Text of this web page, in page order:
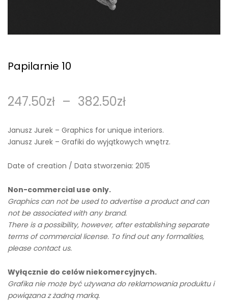
Papilarnie 10
247.50zł – 382.50zł
Janusz Jurek – Graphics for unique interiors.
Janusz Jurek – Grafiki do wyjątkowych wnętrz.
Date of creation / Data stworzenia: 2015
Non-commercial use only.
Graphics can not be used to advertise a product and can
not be associated with any brand.
There is a possibility, however, after establishing separate
terms of commercial license. To find out any formalities,
please contact us.
Wyłącznie do celów niekomercyjnych.
Grafika nie może być używana do reklamowania produktu i
powiązana z żadną marką.